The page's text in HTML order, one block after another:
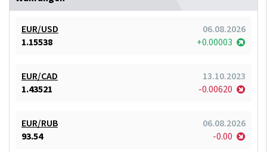
EUR/USD
06.08.2026
1.15538
+0.00003
EUR/CAD
13.10.2023
1.43521
-0.00620
EUR/RUB
06.08.2026
93.54
-0.00